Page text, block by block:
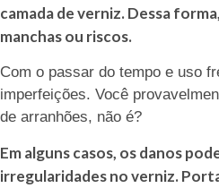
camada de verniz. Dessa
manchas ou riscos.
Com o passar do tempo e uso
imperfeições. Você
de arranhões, não é?
Em alguns casos, os danos
irregularidades no verniz.